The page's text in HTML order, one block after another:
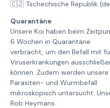
🇨🇿 Tschechische Republik
Quarantäne
Unsere Koi haben beim
6 Wochen in Quarantäne
verbracht, um den Befall mit
Viruserkrankungen
können. Zudem werden
Parasiten- und Wurmbefall
mikroskopisch untersucht.
Rob Heymans.